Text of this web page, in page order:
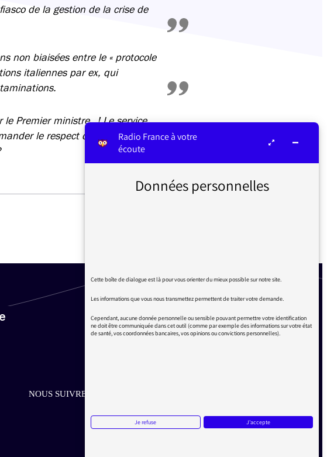
de la gestion de la crise de
non biaisées entre le « protocole
italiennes par ex, qui
le Premier ministre…! Le service
le respect des mesures de
NOUS SUIVRE SUR LES RÉSEAUX
Aller sur la page Facebook de la Médiatrice
Aller sur la page Twitter de la Médiatrice
Aller sur la page Instagram de la Médiatrice
Radio France à votre
écoute
Données personnelles
Cette boîte de dialogue est là pour vous orienter du mieux possible sur notre site.
Les informations que vous nous transmettez permettent de traiter votre demande.
Cependant, aucune donnée personnelle ou sensible pouvant permettre votre identification
ne doit être communiquée dans cet outil (comme par exemple des informations sur votre état
de santé, vos coordonnées bancaires, vos opinions ou convictions personnelles).
Je refuse J'accepte